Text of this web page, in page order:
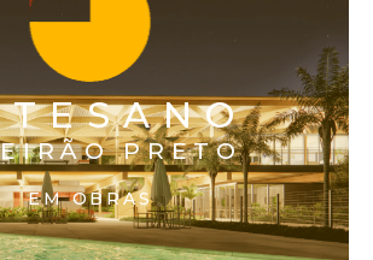
CONTEÚDO
PORTAL DO CLIENTE
CONTATO
FACEBOOK INSTAGRAM LINKEDIN
PRETO
EM OBRAS